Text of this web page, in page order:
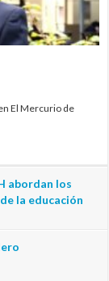
El Mercurio de
abordan los
la educación